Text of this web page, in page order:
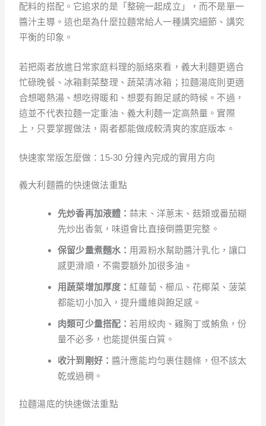
配料的搭配。它追求的是「整碗一起成立」，而不是單一
醬汁主導。這也是為什麼拉麵常給人一種講究細節、講究
平衡的印象。
若把兩者放進日常家庭料理的脈絡來看，義大利麵更適合
忙碌晚餐、冰箱剩菜整理、蔬菜清冰箱；拉麵湯底則更適
合想喝熱湯、想吃得暖和、想要有飽足感的時候。不過，
這並不代表拉麵一定重油、義大利麵一定高熱量。實際
上，只要掌握做法，兩者都能做成較清爽的家庭版本。
快速家常版怎麼做：15-30 分鐘內完成的實用方向
義大利麵醬的快速做法重點
先炒香再加液體：蒜末、洋蔥末、菇類或番茄糊
先炒出香氣，味道會比直接倒醬更完整。
保留少量煮麵水： 用澱粉水幫助醬汁乳化，讓口
感更滑順，不需要額外加很多油。
用蔬菜增加厚度： 紅蘿蔔、櫛瓜、花椰菜、菠菜
都能切小加入，提升纖維與飽足感。
肉類可少量搭配：若用絞肉、雞胸丁或鮪魚，份
量不必多，也能提供蛋白質。
收汁到剛好： 醬汁應能均勻裹住麵條，但不該太
乾或過稠。
拉麵湯底的快速做法重點